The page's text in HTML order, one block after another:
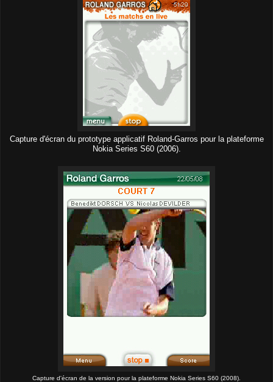
Capture d'écran du prototype applicatif Roland-Garros pour la plateforme
Nokia Series S60 (2006).
Capture d'écran de la version pour la plateforme Nokia Series S60 (2008).